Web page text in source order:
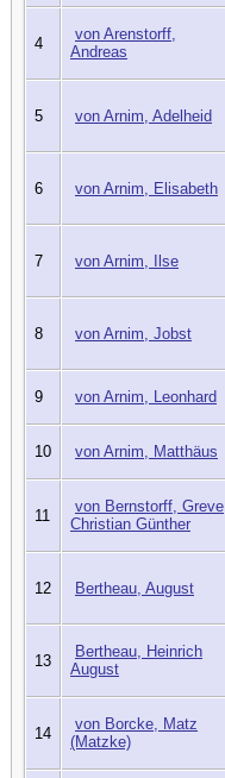
4
von Arenstorff,
Andreas
5 von Arnim, Adelheid
6 von Arnim, Elisabeth
7 von Arnim, Ilse
8 von Arnim, Jobst
9 von Arnim, Leonhard
10 von Arnim, Matthäus
11
von Bernstorff, Greve
Christian Günther
12 Bertheau, August
13
Bertheau, Heinrich
August
14
von Borcke, Matz
(Matzke)